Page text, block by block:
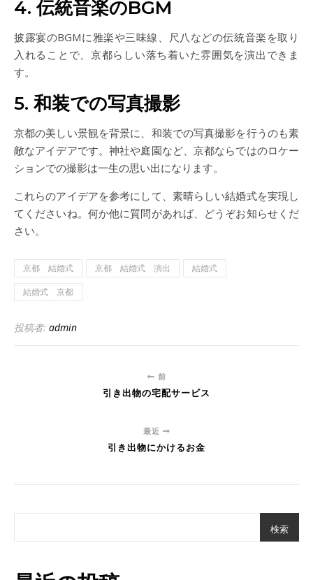
4. 伝統音楽のBGM
披露宴のBGMに雅楽や三味線、尺八などの伝統音楽を取り
入れることで、京都らしい落ち着いた雰囲気を演出できま
す。
5. 和装での写真撮影
京都の美しい景観を背景に、和装での写真撮影を行うのも素
敵なアイデアです。神社や庭園など、京都ならではのロケー
ションでの撮影は一生の思い出になります。
これらのアイデアを参考にして、素晴らしい結婚式を実現し
てくださいね。何か他に質問があれば、どうぞお知らせくだ
さい。
京都 結婚式 京都 結婚式 演出
結婚式
結婚式 京都
投稿者: admin
前
引き出物の宅配サービス
最近
引き出物にかけるお金
検索